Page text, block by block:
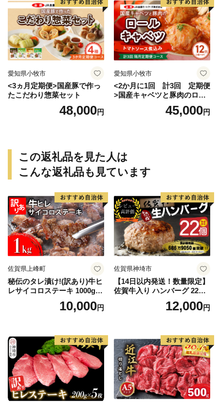
愛知県小牧市
<3ヵ月定期便>国産豚で作っ
たこだわり惣菜セット
48,000円
愛知県小牧市
<2か月に1回 計3回 定期便
>国産キャベツと豚肉のロー
ルキャベツ（6P入り）
45,000円
この返礼品を見た人は
こんな返礼品も見ています
佐賀県上峰町
秘伝のタレ漬け!(訳あり)牛ヒ
レサイコロステーキ 1000g
10,000円
佐賀県神埼市
【14日以内発送！数量限定】
佐賀牛入り ハンバーグ 22個
2.6kg(120g×22個)【佐賀牛
黒毛和牛 ブランド牛 九州 ハ
気】(H083106)
12,000円